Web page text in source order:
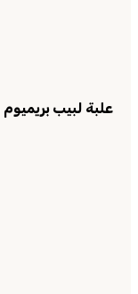
علبة لبيب بريميوم